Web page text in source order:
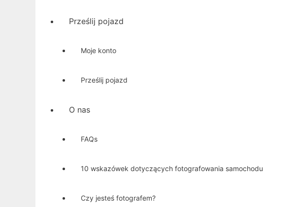
Prześlij pojazd
Moje konto
Prześlij pojazd
O nas
FAQs
10 wskazówek dotyczących fotografowania samochodu
Czy jesteś fotografem?